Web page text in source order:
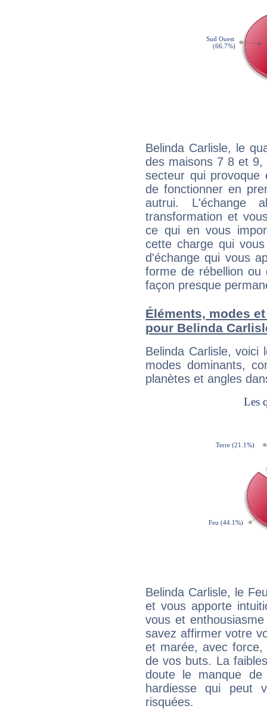
Belinda Carlisle, le
des maisons 7 8 et
secteur qui provoque
de fonctionner en
autrui. L'échange
transformation et
ce qui en vous
cette charge qui
d'échange qui vous
forme de rébellion ou
façon presque
Éléments, modes
pour Belinda
Belinda Carlisle, voici
modes dominants,
planètes et angles
Belinda Carlisle, le
et vous apporte
vous et
savez affirmer votre
et marée, avec
de vos buts. La
doute le manque
hardiesse qui peut
risquées.